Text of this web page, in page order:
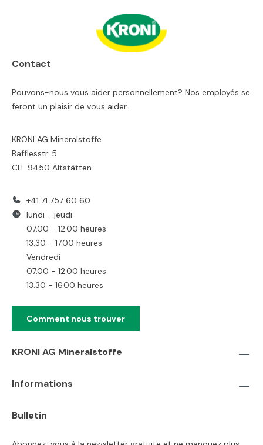
Contact
Pouvons-nous vous aider personnellement? Nos employés se
feront un plaisir de vous aider.
KRONI AG Mineralstoffe
Bafflesstr. 5
CH-9450 Altstätten
+41 71 757 60 60
lundi - jeudi
07.00 - 12.00 heures
13.30 - 17.00 heures
Vendredi
07.00 - 12.00 heures
13.30 - 16.00 heures
Comment nous trouver
KRONI AG Mineralstoffe
Informations
Bulletin